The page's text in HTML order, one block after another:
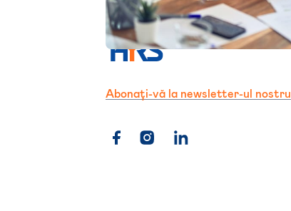
Abonați-vă la newsletter-ul nostru